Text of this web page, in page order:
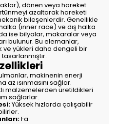
dönen veya hareket
azaltarak hareketi
bileşenlerdir. Genellikle
(inner race) ve dış halka
ise bilyalar, makaralar veya
bulunur. Bu elemanlar,
ve yükleri daha dengeli bir
makinenin enerji
az ısınmasını sağlar.
malzemelerden üretildikleri
sağlarlar.
Yüksek hızlarda çalışabilir
Fa